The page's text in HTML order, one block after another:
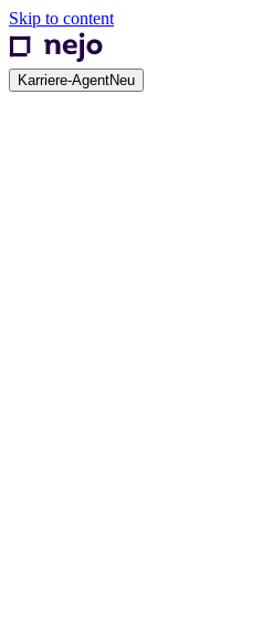
Skip to content
Karriere-AgentNeu